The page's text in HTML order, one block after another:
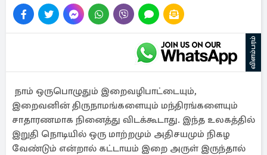
விளம்பரம்
நாம் ஒருபொழுதும் இறைவழிபாட்டையும்,
இறைவனின் திருநாமங்களையும் மந்திரங்களையும்
சாதாரணமாக நினைத்து விடக்கூடாது. இந்த உலகத்தில்
இறுதி நொடியில் ஒரு மாற்றமும் அதிசயமும் நிகழ
வேண்டும் என்றால் கட்டாயம் இறை அருள் இருந்தால்